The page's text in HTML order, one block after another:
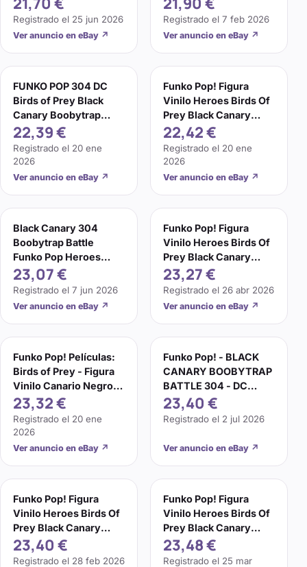
Registrado el 25 jun 2026
Ver anuncio en eBay ↗
Registrado el 7 feb 2026
Ver anuncio en eBay ↗
FUNKO POP 304 DC
Birds of Prey Black
Canary Boobytrap
Battle
22,39 €
Registrado el 20 ene
2026
Ver anuncio en eBay ↗
Funko Pop! Figura
Vinilo Heroes Birds Of
Prey Black Canary
Boobytrap Battle 304
22,42 €
Registrado el 20 ene
2026
Ver anuncio en eBay ↗
Black Canary 304
Boobytrap Battle
Funko Pop Heroes
Bobble Head Birds of
Prey
23,07 €
Registrado el 7 jun 2026
Ver anuncio en eBay ↗
Funko Pop! Figura
Vinilo Heroes Birds Of
Prey Black Canary
Boobytrap Battle 304
23,27 €
Registrado el 26 abr 2026
Ver anuncio en eBay ↗
Funko Pop! Películas:
Birds of Prey - Figura
Vinilo Canario Negro
#304 (SKU 22)
23,32 €
Registrado el 20 ene
2026
Ver anuncio en eBay ↗
Funko Pop! - BLACK
CANARY BOOBYTRAP
BATTLE 304 - DC
Universe - Birds of
Prey
23,40 €
Registrado el 2 jul 2026
Ver anuncio en eBay ↗
Funko Pop! Figura
Vinilo Heroes Birds Of
Prey Black Canary
Boobytrap Battle 304
23,40 €
Registrado el 28 feb 2026
Funko Pop! Figura
Vinilo Heroes Birds Of
Prey Black Canary
Boobytrap Battle 304
23,48 €
Registrado el 25 mar